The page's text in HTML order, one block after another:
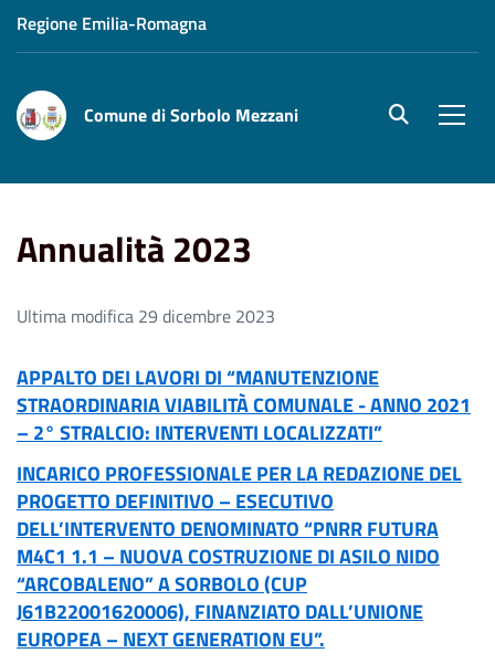
Regione Emilia-Romagna
Comune di Sorbolo Mezzani site.searc
Annualità 2023
Ultima modifica 29 dicembre 2023
APPALTO DEI LAVORI DI “MANUTENZIONE
STRAORDINARIA VIABILITÀ COMUNALE - ANNO 2021
– 2° STRALCIO: INTERVENTI LOCALIZZATI”
INCARICO PROFESSIONALE PER LA REDAZIONE DEL
PROGETTO DEFINITIVO – ESECUTIVO
DELL’INTERVENTO DENOMINATO “PNRR FUTURA
M4C1 1.1 – NUOVA COSTRUZIONE DI ASILO NIDO
“ARCOBALENO” A SORBOLO (CUP
J61B22001620006), FINANZIATO DALL’UNIONE
EUROPEA – NEXT GENERATION EU”.